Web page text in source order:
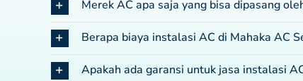
Merek AC apa saja yang bisa dipasang
Berapa biaya instalasi AC di Mahaka AC
Apakah ada garansi untuk jasa instalasi